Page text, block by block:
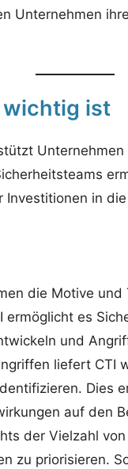
Unternehmen
wichtig ist
in
die Motive
ermöglicht es
und
liefert CTI
Dies
auf den
der Vielzahl
zu priorisieren.